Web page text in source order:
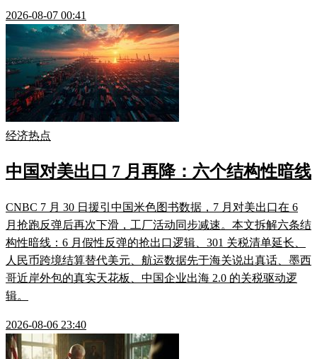
2026-08-07 00:41
经济热点
中国对美出口 7 月再降：六个结构性暗线
CNBC 7 月 30 日援引中国米色图书数据，7 月对美出口在 6
月抢跑反弹后再次下滑，工厂活动同步减速。本文拆解六条结
构性暗线：6 月假性反弹的抢出口逻辑、301 关税清单延长、
人民币跨境结算替代美元、航运数据先于海关说出真话、墨西
哥近岸外包的真实天花板、中国企业出海 2.0 的关税驱动逻
辑。
2026-08-06 23:40